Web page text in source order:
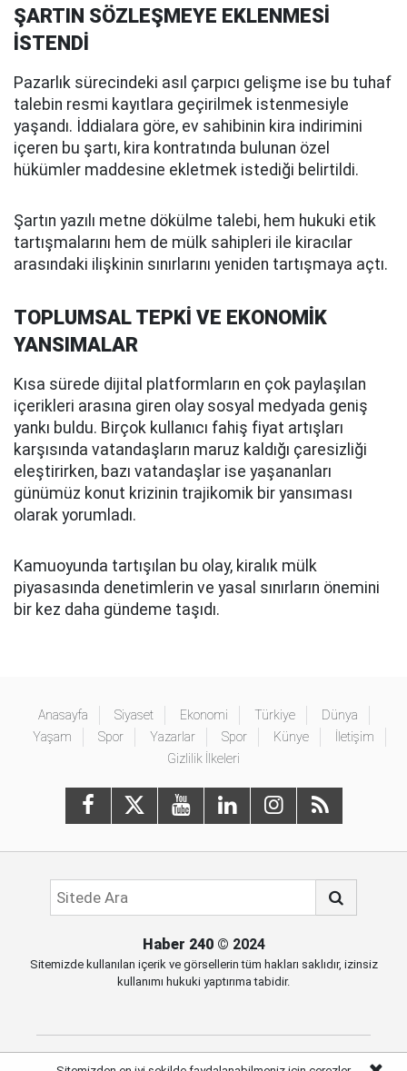
ŞARTIN SÖZLEŞMEYE EKLENMESİ
İSTENDİ
Pazarlık sürecindeki asıl çarpıcı gelişme ise bu tuhaf
talebin resmi kayıtlara geçirilmek istenmesiyle
yaşandı. İddialara göre, ev sahibinin kira indirimini
içeren bu şartı, kira kontratında bulunan özel
hükümler maddesine ekletmek istediği belirtildi.
Şartın yazılı metne dökülme talebi, hem hukuki etik
tartışmalarını hem de mülk sahipleri ile kiracılar
arasındaki ilişkinin sınırlarını yeniden tartışmaya açtı.
TOPLUMSAL TEPKİ VE EKONOMİK
YANSIMALAR
Kısa sürede dijital platformların en çok paylaşılan
içerikleri arasına giren olay sosyal medyada geniş
yankı buldu. Birçok kullanıcı fahiş fiyat artışları
karşısında vatandaşların maruz kaldığı çaresizliği
eleştirirken, bazı vatandaşlar ise yaşananları
günümüz konut krizinin trajikomik bir yansıması
olarak yorumladı.
Kamuoyunda tartışılan bu olay, kiralık mülk
piyasasında denetimlerin ve yasal sınırların önemini
bir kez daha gündeme taşıdı.
Anasayfa Siyaset Ekonomi Türkiye
Dünya
Yaşam
Spor Yazarlar Spor Künye
İletişim
Gizlilik İlkeleri
Haber 240© 2024
Sitemizde kullanılan içerik ve görsellerin tüm hakları saklıdır, izinsiz
kullanımı hukuki yaptırıma tabidir.